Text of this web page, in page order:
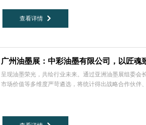
广州油墨展：中彩油墨有限公司，以匠魂
呈现油墨荣光，共绘行业未来。通过亚洲油墨展组委会
市场价值等多维度严苛遴选，将统计得出战略合作伙伴
查看详情 낑